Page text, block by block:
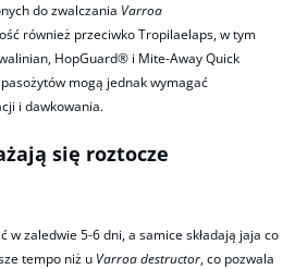
do zwalczania Varroa
również przeciwko Tropilaelaps, w tym
HopGuard® i Mite-Away Quick
mogą jednak wymagać
i dawkowania.
się roztocze
w zaledwie 5-6 dni, a samice składają jaja co
tempo niż u Varroa destructor, co pozwala